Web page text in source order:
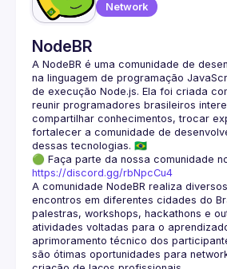
Network
NodeBR
A NodeBR é uma comunidade de
na linguagem de programação
de execução Node.js. Ela foi criada
reunir programadores brasileiros
compartilhar conhecimentos, trocar
fortalecer a comunidade de
🟢 Faça parte da nossa comunidade
https://discord.gg/rbNpcCu4
A comunidade NodeBR realiza
encontros em diferentes cidades do
palestras, workshops, hackathons e
atividades voltadas para o
aprimoramento técnico dos
são ótimas oportunidades para